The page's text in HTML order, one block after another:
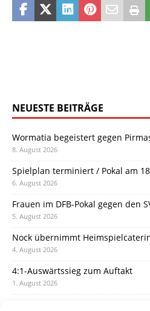
NEUESTE BEITRÄGE
Wormatia begeistert gegen
8. August 2026
Spielplan terminiert / Pokal am
6. August 2026
Frauen im DFB-Pokal gegen den
5. August 2026
Nock übernimmt
4. August 2026
4:1-Auswärtssieg zum Auftakt
1. August 2026